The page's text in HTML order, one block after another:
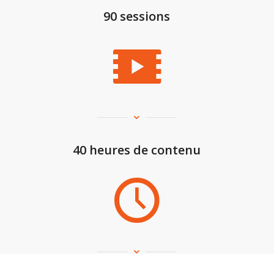
90 sessions
40 heures de contenu